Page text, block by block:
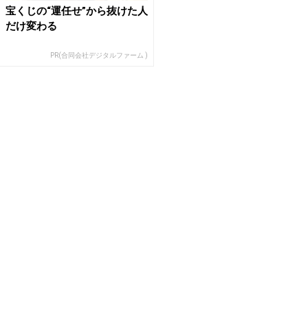
宝くじの“運任せ”から抜けた人
だけ変わる
PR(合同会社デジタルファーム )